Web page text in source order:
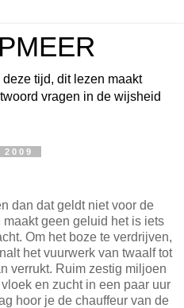
tijd, dit lezen maakt
vragen in de wijsheid
dan dat geldt niet voor de
geen geluid het is iets
Om het boze te verdrijven,
het vuurwerk van twaalf tot
verrukt. Ruim zestig miljoen
en zucht in een paar uur
hoor je de chauffeur van de